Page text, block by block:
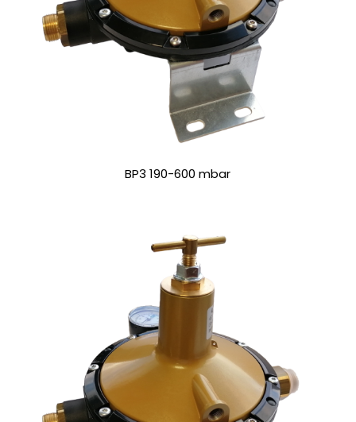
BP3 190-600 mbar